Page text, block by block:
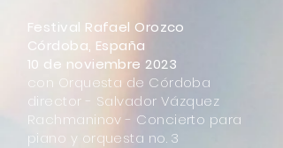
Festival Rafael Orozco
Córdoba, España
10 de noviembre 2023
con Orquesta de Córdoba
director - Salvador Vázquez
Rachmaninov - Concierto para
piano y orquesta no. 3